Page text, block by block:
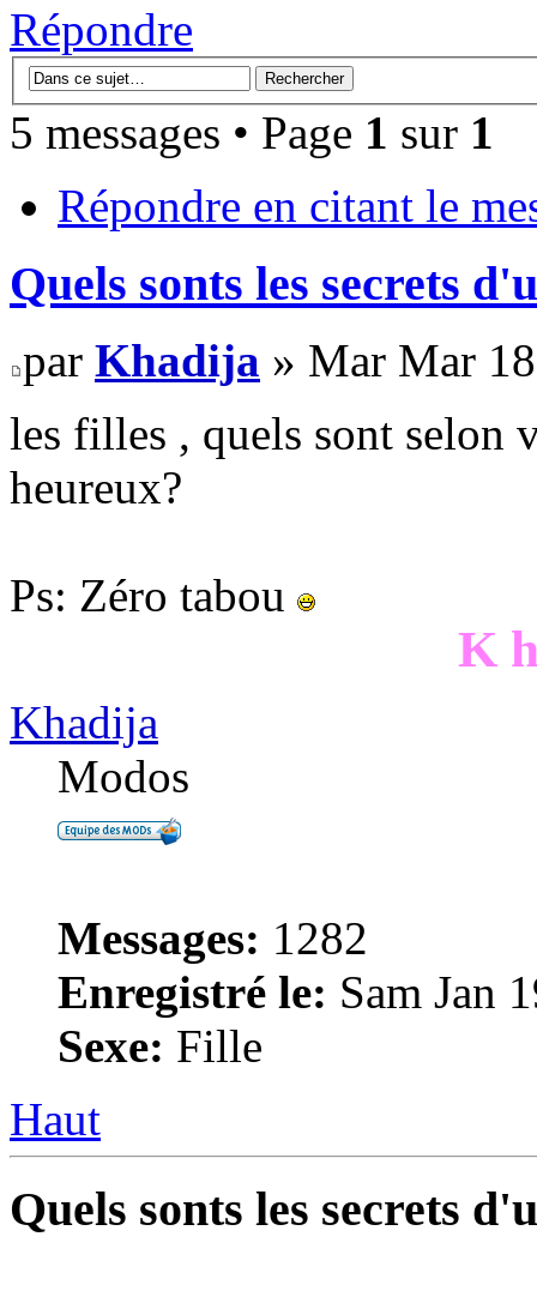
Répondre
5 messages • Page 1 sur 1
Répondre en citant le
Quels sonts les secrets
par Khadija » Mar Mar
les filles , quels sont selon
heureux?
Ps: Zéro tabou
K
Khadija
Modos
Messages: 1282
Enregistré le: Sam Jan
Sexe: Fille
Haut
Quels sonts les secrets